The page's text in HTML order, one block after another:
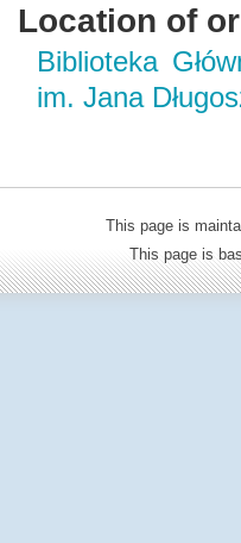
Location of
Biblioteka
im. Jana
This page is
This page is